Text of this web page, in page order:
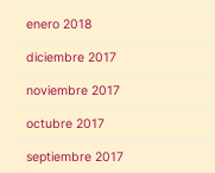
enero 2018
diciembre 2017
noviembre 2017
octubre 2017
septiembre 2017